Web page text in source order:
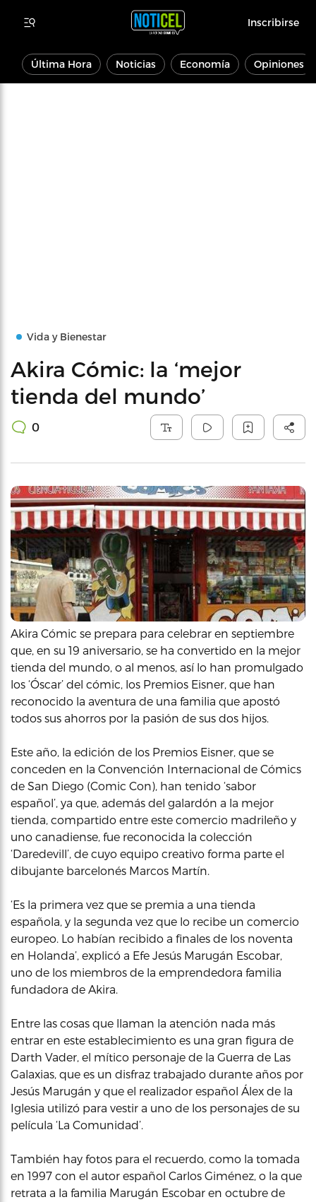
Inscribirse
Última Hora Noticias Economía Opiniones
Vida y Bienestar
Akira Cómic: la ‘mejor
tienda del mundo’
0
Akira Cómic se prepara para celebrar en septiembre
que, en su 19 aniversario, se ha convertido en la mejor
tienda del mundo, o al menos, así lo han promulgado
los ‘Óscar’ del cómic, los Premios Eisner, que han
reconocido la aventura de una familia que apostó
todos sus ahorros por la pasión de sus dos hijos.
Este año, la edición de los Premios Eisner, que se
conceden en la Convención Internacional de Cómics
de San Diego (Comic Con), han tenido ‘sabor
español’, ya que, además del galardón a la mejor
tienda, compartido entre este comercio madrileño y
uno canadiense, fue reconocida la colección
‘Daredevill’, de cuyo equipo creativo forma parte el
dibujante barcelonés Marcos Martín.
‘Es la primera vez que se premia a una tienda
española, y la segunda vez que lo recibe un comercio
europeo. Lo habían recibido a finales de los noventa
en Holanda’, explicó a Efe Jesús Marugán Escobar,
uno de los miembros de la emprendedora familia
fundadora de Akira.
Entre las cosas que llaman la atención nada más
entrar en este establecimiento es una gran figura de
Darth Vader, el mítico personaje de la Guerra de Las
Galaxias, que es un disfraz trabajado durante años por
Jesús Marugán y que el realizador español Álex de la
Iglesia utilizó para vestir a uno de los personajes de su
película ‘La Comunidad’.
También hay fotos para el recuerdo, como la tomada
en 1997 con el autor español Carlos Giménez, o la que
retrata a la familia Marugán Escobar en octubre de